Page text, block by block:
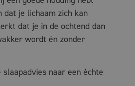
dat je lichaam zich kan
dat je in de ochtend dan
wordt én zonder
naar een échte